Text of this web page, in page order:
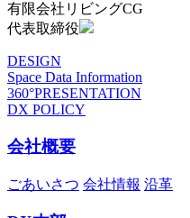
有限会社リビングCG
代表取締役
DESIGN
Space Data Information
360°PRESENTATION
DX POLICY
会社概要
ごあいさつ 会社情報 沿革